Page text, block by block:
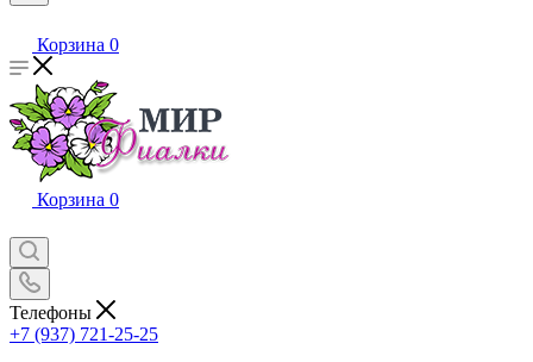
Корзина 0
Корзина 0
Телефоны
+7 (937) 721-25-25